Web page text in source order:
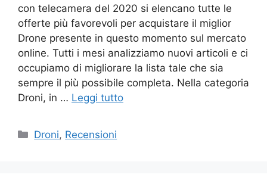
con telecamera del 2020 si elencano tutte le
offerte più favorevoli per acquistare il miglior
Drone presente in questo momento sul mercato
online. Tutti i mesi analizziamo nuovi articoli e ci
occupiamo di migliorare la lista tale che sia
sempre il più possibile completa. Nella categoria
Droni, in … Leggi tutto
Categorie
Droni, Recensioni